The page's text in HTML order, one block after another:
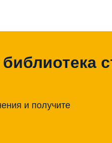
и получите